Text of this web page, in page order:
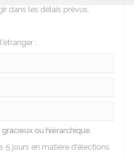
dans les délais prévus.
:
ou hiérarchique.
5 jours en matière d'élections